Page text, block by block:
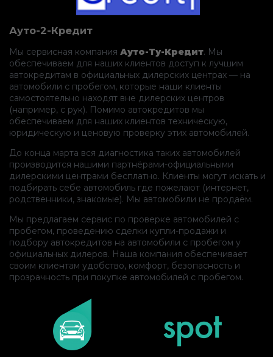
Ауто-2-Кредит
Мы сервисная компания Ауто-Ту-Кредит. Мы
обеспечиваем для наших клиентов доступ к лучшим
автокредитам в официальных дилерских центрах — на
автомобили с пробегом, которые наши клиенты
самостоятельно находят вне дилерских центров
(например, с рук). Помимо автокредитов мы
обеспечиваем для наших клиентов техническую,
юридическую и ценовую проверку этих автомобилей.
До конца марта вся диагностика таких автомобилей
производится нашими партнёрами-официальными
дилерскими центрами бесплатно. Клиенты могут искать и
подбирать себе автомобиль где пожелают (интернет,
родственники, знакомые). Мы автомобили не продаём.
Мы предлагаем сервис по проверке автомобилей с
пробегом, проведению сделки купли-продажи и
подбору автокредитов на автомобили с пробегом у
официальных дилеров. Наша компания обеспечивает
своим клиентам удобство, комфорт, безопасность и
прозрачность при покупке автомобилей с пробегом.